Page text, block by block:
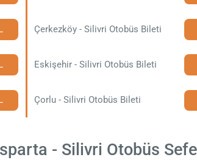
Çerkezköy - Silivri Otobüs Bileti
Eskişehir - Silivri Otobüs Bileti
Çorlu - Silivri Otobüs Bileti
- Silivri Otobüs